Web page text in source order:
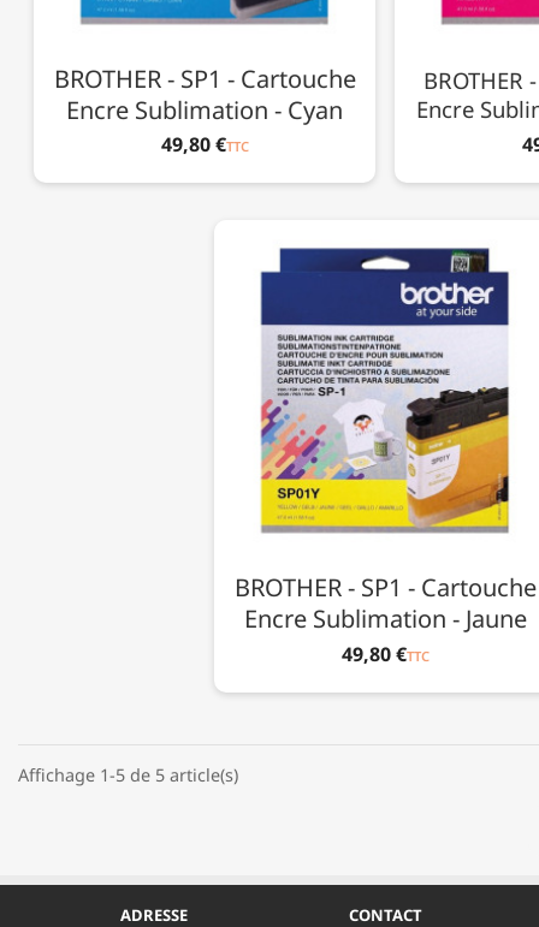
BROTHER - SP1 - Cartouche
Encre Sublimation - Cyan
49,80 €TTC
BROTHER
Encre
BROTHER - SP1 - Cartouche
Encre Sublimation - Jaune
49,80 €TTC
Affichage 1-5 de 5 article(s)
ADRESSE CONTACT